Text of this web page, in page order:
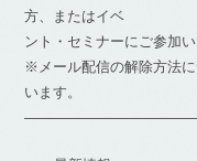
方、またはイベ
ント・セミナーにご参加
※メール配信の解除方法
います。